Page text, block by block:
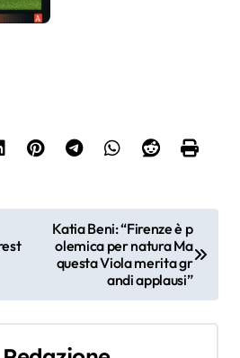
Katia Beni: “Firenze è p
olemica per natura Ma
questa Viola merita gr
andi applausi”